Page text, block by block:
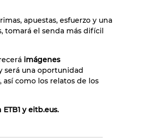
apuestas, esfuerzo y una
tomará el senda más difícil
imágenes
será una oportunidad
, así como los relatos de los
ETB1 y eitb.eus.